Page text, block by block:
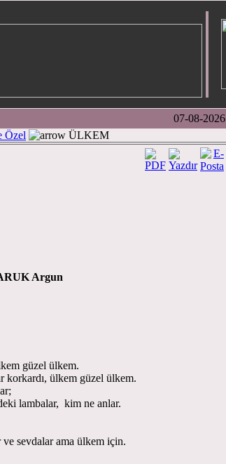
07-08-2026
Özel ÜLKEM
güzel ülkem.
korkardı, ülkem güzel ülkem.
lambalar, kim ne anlar.
sevdalar ama ülkem için.